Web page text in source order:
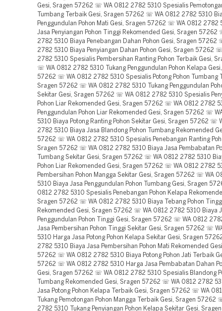
Gesi, Sragen 57262 ☏ WA 0812 2782 5310 Spesialis
Tumbang Terbaik Gesi, Sragen 57262 ☏ WA 0812 2782 5310
Penggundulan Pohon Mati Gesi, Sragen 57262 ☏ WA 0812 2782
Jasa Penyiangan Pohon Tinggi Rekomended Gesi, Sragen 57262
2782 5310 Biaya Penebangan Dahan Pohon Gesi, Sragen 57262
2782 5310 Biaya Penyiangan Dahan Pohon Gesi, Sragen 57262
2782 5310 Spesialis Pembersihan Ranting Pohon Terbaik Gesi,
☏ WA 0812 2782 5310 Tukang Penggundulan Pohon Kelapa
57262 ☏ WA 0812 2782 5310 Spesialis Potong Pohon Tumbang
Sragen 57262 ☏ WA 0812 2782 5310 Tukang Penggundulan
Sekitar Gesi, Sragen 57262 ☏ WA 0812 2782 5310 Spesialis
Pohon Liar Rekomended Gesi, Sragen 57262 ☏ WA 0812 2782
Penggundulan Pohon Liar Rekomended Gesi, Sragen 57262 ☏
5310 Biaya Potong Ranting Pohon Sekitar Gesi, Sragen 57262 ☏
2782 5310 Biaya Jasa Blandong Pohon Tumbang Rekomended
57262 ☏ WA 0812 2782 5310 Spesialis Penebangan Ranting
Sragen 57262 ☏ WA 0812 2782 5310 Biaya Jasa Pembabatan
Tumbang Sekitar Gesi, Sragen 57262 ☏ WA 0812 2782 5310
Pohon Liar Rekomended Gesi, Sragen 57262 ☏ WA 0812 2782
Pembersihan Pohon Mangga Sekitar Gesi, Sragen 57262 ☏ WA
5310 Biaya Jasa Penggundulan Pohon Tumbang Gesi, Sragen
0812 2782 5310 Spesialis Penebangan Pohon Kelapa
Sragen 57262 ☏ WA 0812 2782 5310 Biaya Tebang Pohon
Rekomended Gesi, Sragen 57262 ☏ WA 0812 2782 5310 Biaya
Penggundulan Pohon Tinggi Gesi, Sragen 57262 ☏ WA 0812
Jasa Pembersihan Pohon Tinggi Sekitar Gesi, Sragen 57262 ☏
5310 Harga Jasa Potong Pohon Kelapa Sekitar Gesi, Sragen
2782 5310 Biaya Jasa Pembersihan Pohon Mati Rekomended
57262 ☏ WA 0812 2782 5310 Biaya Potong Pohon Jati Terbaik
57262 ☏ WA 0812 2782 5310 Harga Jasa Pembabatan Dahan
Gesi, Sragen 57262 ☏ WA 0812 2782 5310 Spesialis Blandong
Tumbang Rekomended Gesi, Sragen 57262 ☏ WA 0812 2782
Jasa Potong Pohon Kelapa Terbaik Gesi, Sragen 57262 ☏ WA
Tukang Pemotongan Pohon Mangga Terbaik Gesi, Sragen 57262
2782 5310 Tukang Penyiangan Pohon Kelapa Sekitar Gesi,